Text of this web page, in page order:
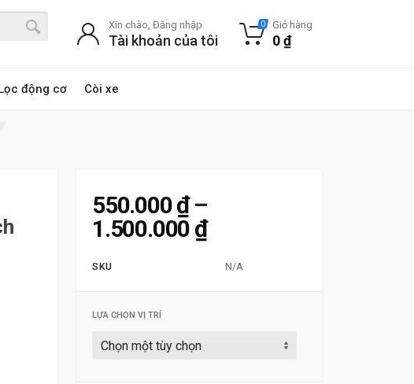
động cơ Còi xe
Xin chào, Đăng nhập
Tài khoản của tôi
0 Giỏ hàng
0₫
550.000₫ –
1.500.000 ₫Khoảng giá: từ
SKU N/A
LỰA CHỌN VỊ TRÍ